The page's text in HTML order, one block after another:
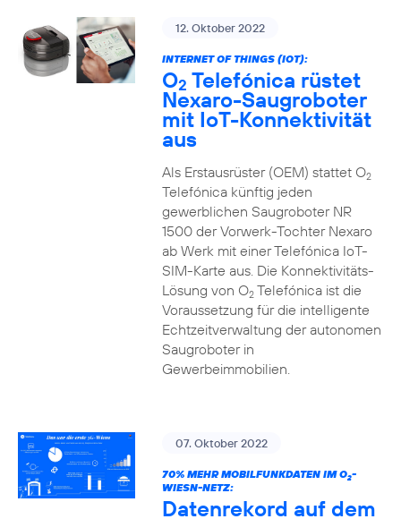
12. Oktober 2022
INTERNET OF THINGS (IOT):
O2 Telefónica rüstet
Nexaro-Saugroboter
mit IoT-Konnektivität
aus
Als Erstausrüster (OEM) stattet O2
Telefónica künftig jeden
gewerblichen Saugroboter NR
1500 der Vorwerk-Tochter Nexaro
ab Werk mit einer Telefónica IoT-
SIM-Karte aus. Die Konnektivitäts-
Lösung von O2Telefónica ist die
Voraussetzung für die intelligente
Echtzeitverwaltung der autonomen
Saugroboter in
Gewerbeimmobilien.
07. Oktober 2022
70% MEHR MOBILFUNKDATEN IM O2-
WIESN-NETZ:
Datenrekord auf dem